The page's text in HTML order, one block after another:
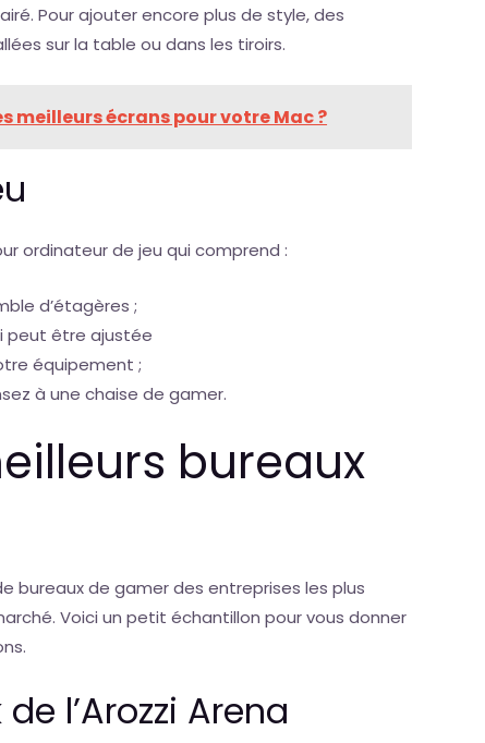
Pour ajouter encore plus de style, des
sur la table ou dans les tiroirs.
meilleurs écrans pour votre Mac ?
ordinateur de jeu qui comprend :
d’étagères ;
peut être ajustée
équipement ;
à une chaise de gamer.
bureaux
bureaux de gamer des entreprises les plus
Voici un petit échantillon pour vous donner
l’Arozzi Arena